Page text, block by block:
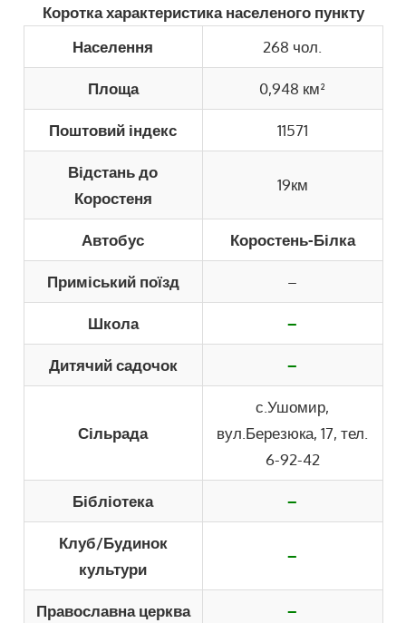
Коротка характеристика населеного пункту
Населення
268 чол.
Площа 0,948 км²
Поштовий індекс 11571
Відстань до
Коростеня
19км
Автобус Коростень-Білка
Приміський поїзд –
Школа –
Дитячий садочок –
Сільрада
с.Ушомир,
вул.Березюка, 17, тел.
6-92-42
Бібліотека –
Клуб/Будинок
культури
–
Православна церква –